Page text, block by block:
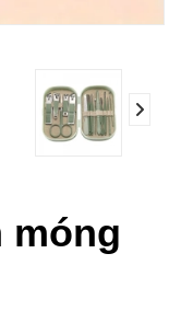
móng